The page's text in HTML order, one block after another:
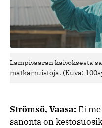
Lampivaaran kaivoksesta
matkamuistoja. (Kuva:
Strömsö, Vaasa: Ei
sanonta on